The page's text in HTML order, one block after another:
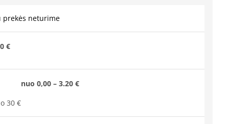
prekės neturime
€
30 €
nuo 0,00 – 3.20 €